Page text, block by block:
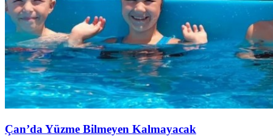
Çan’da Yüzme Bilmeyen Kalmayacak